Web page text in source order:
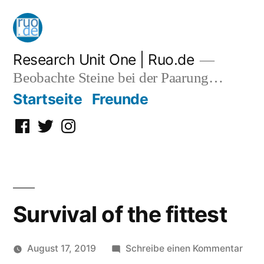
Zum
Inhalt
springen
Research Unit One | Ruo.de
Beobachte Steine bei der Paarung…
Startseite Freunde
Facebook
TwitterInstagram
Survival of the fittest
August 17, 2019 Schreibe einen Kommentarzu